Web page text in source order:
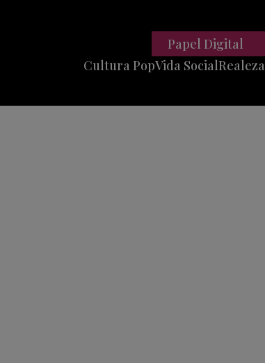
Cultura PopVida SocialRealeza
Papel Digital